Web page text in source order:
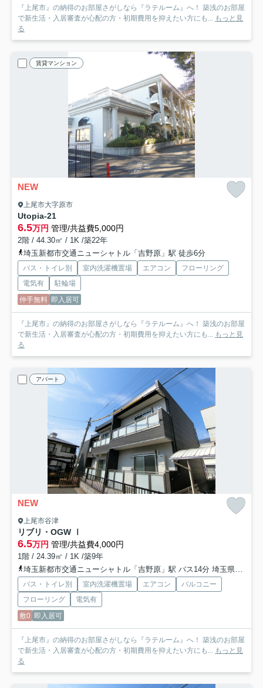
『上尾市』の納得のお部屋さがしなら『ラテルーム』へ！ 築浅のお部屋
で新生活・入居審査が心配の方・初期費用を抑えたい方にも... もっと見
る
賃貸マンション
NEW
上尾市大字原市
Utopia-21
6.5万円 管理/共益費5,000円
2階 / 44.30㎡ / 1K /築22年
埼玉新都市交通ニューシャトル「吉野原」駅 徒歩6分
バス・トイレ別 室内洗濯機置場 エアコン
フローリング
電気有
駐輪場
仲手無料 即入居可
『上尾市』の納得のお部屋さがしなら『ラテルーム』へ！ 築浅のお部屋
で新生活・入居審査が心配の方・初期費用を抑えたい方にも... もっと見
る
アパート
NEW
上尾市谷津
リブリ・OGW Ⅰ
6.5万円 管理/共益費4,000円
1階 / 24.39㎡ / 1K /築9年
埼玉新都市交通ニューシャトル「吉野原」駅 バス14分 埼玉県上尾市「上尾原市新道」 停歩10分
バス・トイレ別 室内洗濯機置場 エアコン
バルコニー
フローリング
電気有
敷0 即入居可
『上尾市』の納得のお部屋さがしなら『ラテルーム』へ！ 築浅のお部屋
で新生活・入居審査が心配の方・初期費用を抑えたい方にも... もっと見
る